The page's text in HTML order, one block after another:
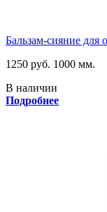
Бальзам-сияние
1250 руб. 1000 мм.
В наличии
Подробнее